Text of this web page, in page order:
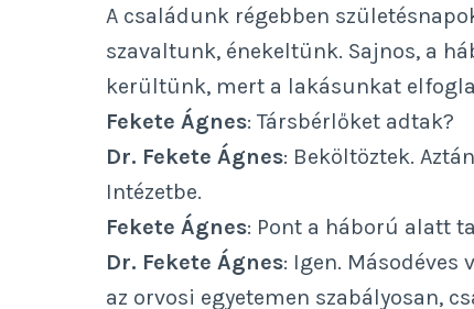
A családunk régebben
szavaltunk, énekeltünk. Sajnos, a
kerültünk, mert a lakásunkat
Fekete Ágnes: Társbérlőket adtak?
Dr. Fekete Ágnes: Beköltöztek.
Intézetbe.
Fekete Ágnes: Pont a háború alatt
Dr. Fekete Ágnes: Igen. Másodéves
az orvosi egyetemen szabályosan,